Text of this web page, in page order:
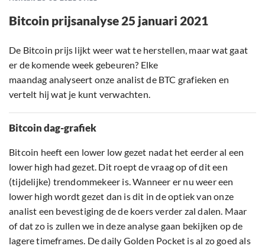
Bitcoin prijsanalyse 25 januari 2021
De Bitcoin prijs lijkt weer wat te herstellen, maar wat gaat
er de komende week gebeuren? Elke
maandag analyseert onze analist de BTC grafieken en
vertelt hij wat je kunt verwachten.
Bitcoin dag-grafiek
Bitcoin heeft een lower low gezet nadat het eerder al een
lower high had gezet. Dit roept de vraag op of dit een
(tijdelijke) trendommekeer is. Wanneer er nu weer een
lower high wordt gezet dan is dit in de optiek van onze
analist een bevestiging de de koers verder zal dalen. Maar
of dat zo is zullen we in deze analyse gaan bekijken op de
lagere timeframes. De daily Golden Pocket is al zo goed als